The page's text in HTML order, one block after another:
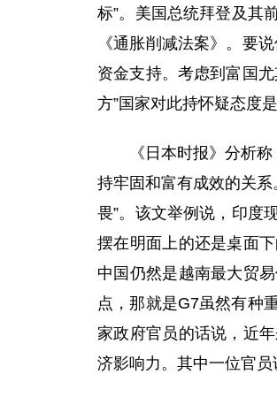
标”。美国总统拜登及其
《通胀削减法案》。要
资金支持。考虑到富国
方”国家对此持怀疑态度
《日本时报》分析
持牢固和富有成效的关
畏”。该文举例说，印度
摆在明面上的还是桌面
中国仍然是越南最大贸
点，那就是G7虽然有种
家政府官员的话说，近
济影响力。其中一位官